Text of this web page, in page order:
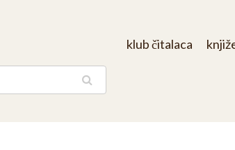
klub čitalaca